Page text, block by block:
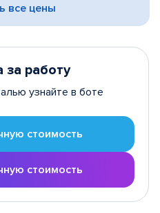
все цены
за работу
узнайте в боте
стоимость
стоимость